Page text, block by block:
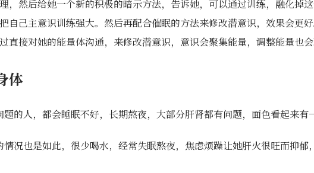
，然后给她一个新的积极的暗示方法，告诉她，可以通过训练，融化掉
自己主意识训练强大。然后再配合催眠的方法来修改潜意识，效果会更好
直接对她的能量体沟通，来修改潜意识，意识会聚集能量，调整能量也会
体
的人，都会睡眠不好，长期熬夜，大部分肝肾都有问题，面色看起来有
情况也是如此，很少喝水，经常失眠熬夜，焦虑烦躁让她肝火很旺而抑郁